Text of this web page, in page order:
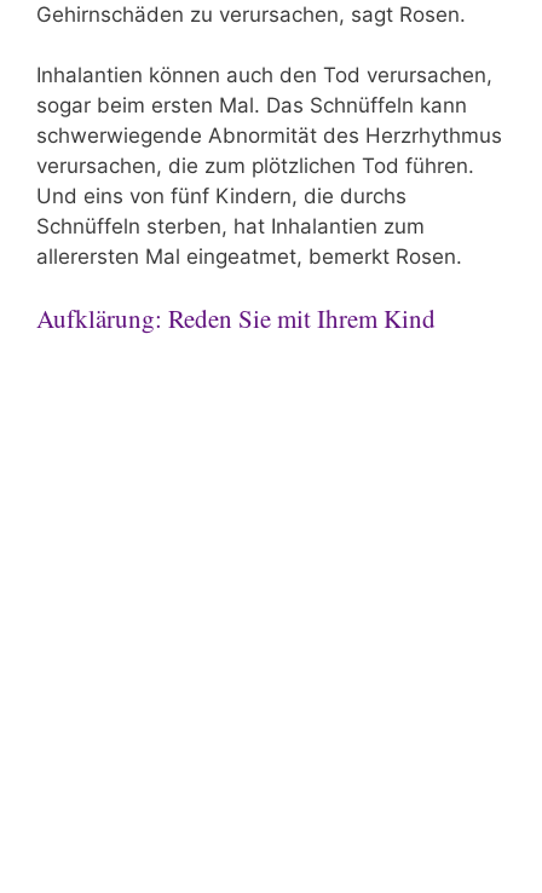
Gehirnschäden zu verursachen, sagt Rosen.
Inhalantien können auch den Tod verursachen,
sogar beim ersten Mal. Das Schnüffeln kann
schwerwiegende Abnormität des Herzrhythmus
verursachen, die zum plötzlichen Tod führen.
Und eins von fünf Kindern, die durchs
Schnüffeln sterben, hat Inhalantien zum
allerersten Mal eingeatmet, bemerkt Rosen.
Aufklärung: Reden Sie mit Ihrem Kind